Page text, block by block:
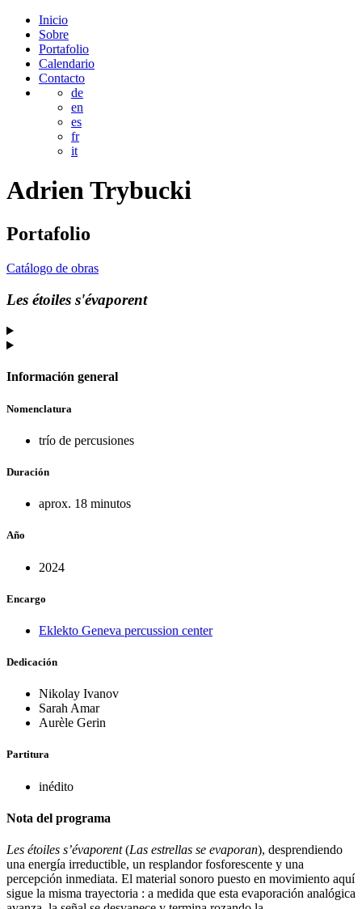
Inicio
Sobre
Portafolio
Calendario
Contacto
de
en
es
fr
it
AdrienTrybucki
Portafolio
Catálogo de obras
Les étoiles s'évaporent
Información general
Nomenclatura
trío de percusiones
Duración
aprox. 18 minutos
Año
2024
Encargo
Eklekto Geneva percussion center
Dedicación
Nikolay Ivanov
Sarah Amar
Aurèle Gerin
Partitura
inédito
Nota del programa
Les étoiles s’évaporent(Las estrellas se evaporan), desprendiendo
una energía irreductible, un resplandor fosforescente y una
percepción inmediata. El material sonoro puesto en movimiento aquí
sigue la misma trayectoria : a medida que esta evaporación analógica